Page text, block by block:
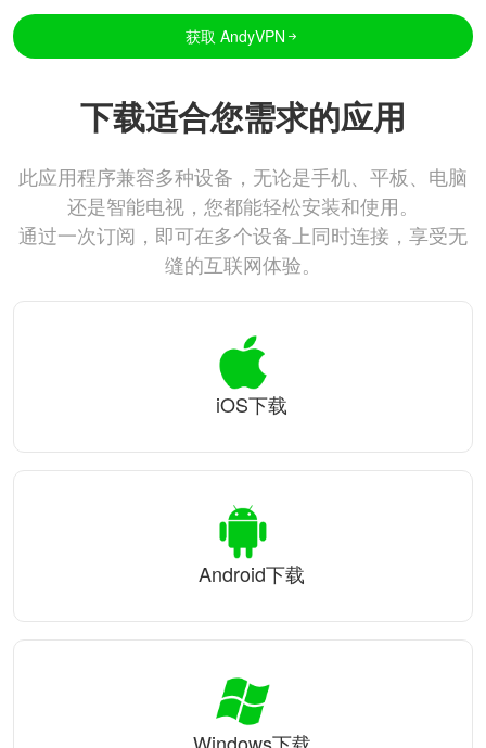
获取 AndyVPN
下载适合您需求的应用
此应用程序兼容多种设备，无论是手机、平板、电脑
还是智能电视，您都能轻松安装和使用。
通过一次订阅，即可在多个设备上同时连接，享受无
缝的互联网体验。
iOS下载
Android下载
Windows下载